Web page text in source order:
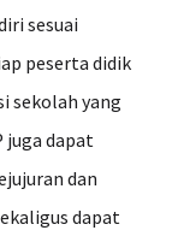
sesuai
peserta didik
sekolah yang
juga dapat
dan
dapat